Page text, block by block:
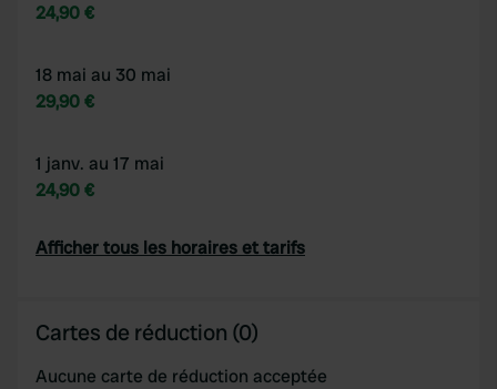
24,90 €
18 mai au 30 mai
29,90 €
1 janv. au 17 mai
24,90 €
Afficher tous les horaires et tarifs
Cartes de réduction (0)
Aucune carte de réduction acceptée